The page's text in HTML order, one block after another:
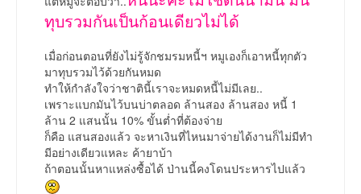
ทุบรวมกันเป็นก้อนเดียวไม่ได้
เมื่อก่อนตอนที่ยังไม่รู้จักชมรมหนี้ฯ หมูเองก็เอาหนี้ทุกตัว
มาทุบรวมไว้ด้วยกันหมด
ทำให้กำลังใจว่าชาตินี้เราจะหมดหนี้ไม่มีเลย..
เพราะแบกมันไว้บนบ่าตลอด ล้านสอง ล้านสอง หนี้ 1
ล้าน 2 แสนนั้น 10% ขั้นต่ำที่ต้องจ่าย
ก็คือ แสนสองแล้ว จะหาเงินที่ไหนมาจ่ายได้งานก็ไม่มีทำ
มีอย่างเดียวแหละ ค้ายาบ้า
ถ้าตอนนั้นหาแหล่งซื้อได้ ป่านนี้คงโดนประหารไปแล้ว